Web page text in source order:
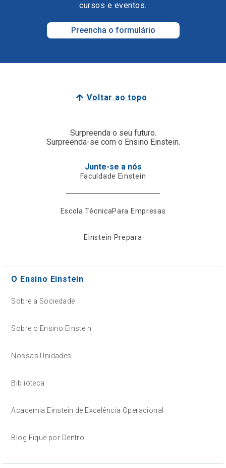
cursos e eventos.
Preencha o formulário
Voltar ao topo
Surpreenda o seu futuro.
Surpreenda-se com o Ensino Einstein.
Junte-se a nós
Faculdade Einstein
Escola TécnicaPara Empresas
Einstein Prepara
O Ensino Einstein
Sobre a Sociedade
Sobre o Ensino Einstein
Nossas Unidades
Biblioteca
Academia Einstein de Excelência Operacional
Blog Fique por Dentro